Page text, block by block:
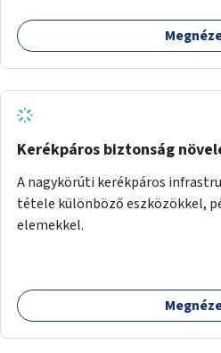
Kerékpáros biztonság
A nagykörúti kerékpáros
tétele különböző eszközökkel,
elemekkel.